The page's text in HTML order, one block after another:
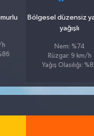
h
Bölgesel düzensiz
yağışlı
Nem: %74
Rüzgar: 9 km/h
Yağış Olasılığı: